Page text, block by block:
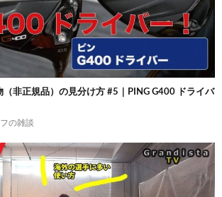
（非正規品）の見分け方 #5｜PING G400 ドライバ
の雑談